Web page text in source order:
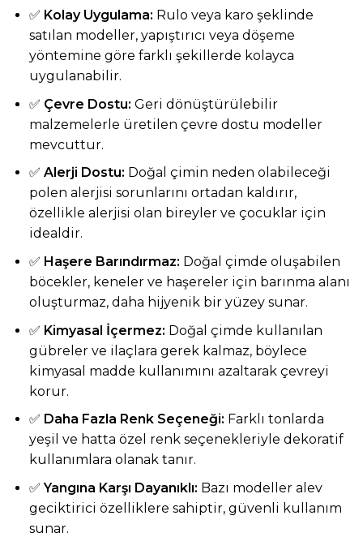
✅ Kolay Uygulama: Rulo veya karo şeklinde
satılan modeller, yapıştırıcı veya döşeme
yöntemine göre farklı şekillerde kolayca
uygulanabilir.
✅ Çevre Dostu: Geri dönüştürülebilir
malzemelerle üretilen çevre dostu modeller
mevcuttur.
✅ Alerji Dostu: Doğal çimin neden olabileceği
polen alerjisi sorunlarını ortadan kaldırır,
özellikle alerjisi olan bireyler ve çocuklar için
idealdir.
✅ Haşere Barındırmaz: Doğal çimde oluşabilen
böcekler, keneler ve haşereler için barınma alanı
oluşturmaz, daha hijyenik bir yüzey sunar.
✅ Kimyasal İçermez: Doğal çimde kullanılan
gübreler ve ilaçlara gerek kalmaz, böylece
kimyasal madde kullanımını azaltarak çevreyi
korur.
✅ Daha Fazla Renk Seçeneği: Farklı tonlarda
yeşil ve hatta özel renk seçenekleriyle dekoratif
kullanımlara olanak tanır.
✅Yangına Karşı Dayanıklı: Bazı modeller alev
geciktirici özelliklere sahiptir, güvenli kullanım
sunar.